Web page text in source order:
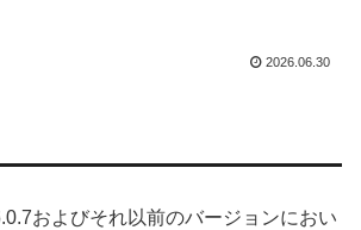
2026.06.30
およびそれ以前のバージョンにおい